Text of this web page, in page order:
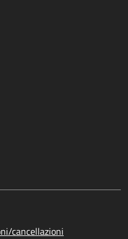
cancellazioni